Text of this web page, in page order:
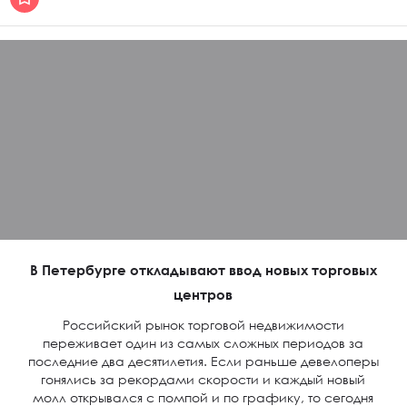
В Петербурге откладывают ввод новых торговых
центров
Российский рынок торговой недвижимости
переживает один из самых сложных периодов за
последние два десятилетия. Если раньше девелоперы
гонялись за рекордами скорости и каждый новый
молл открывался с помпой и по графику, то сегодня